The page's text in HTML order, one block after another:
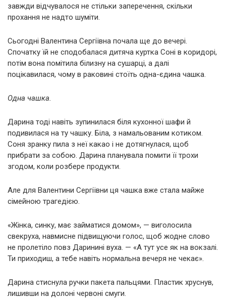
завжди відчувалося не стільки заперечення, скільки
прохання не надто шуміти.
Сьогодні Валентина Сергіївна почала ще до вечері.
Спочатку їй не сподобалася дитяча куртка Соні в коридорі,
потім вона помітила білизну на сушарці, а далі
поцікавилася, чому в раковині стоїть одна-єдина чашка.
Одна чашка.
Дарина тоді навіть зупинилася біля кухонної шафи й
подивилася на ту чашку. Біла, з намальованим котиком.
Соня зранку пила з неї какао і не дотягнулася, щоб
прибрати за собою. Дарина планувала помити її трохи
згодом, коли розбере продукти.
Але для Валентини Сергіївни ця чашка вже стала майже
сімейною трагедією.
«Жінка, синку, має займатися домом», — виголосила
свекруха, навмисне підвищуючи голос, щоб жодне слово
не пролетіло повз Даринині вуха. — «А тут усе як на вокзалі.
Ти приходиш, а тебе навіть нормальна вечеря не чекає».
Дарина стиснула ручки пакета пальцями. Пластик хруснув,
лишивши на долоні червоні смуги.